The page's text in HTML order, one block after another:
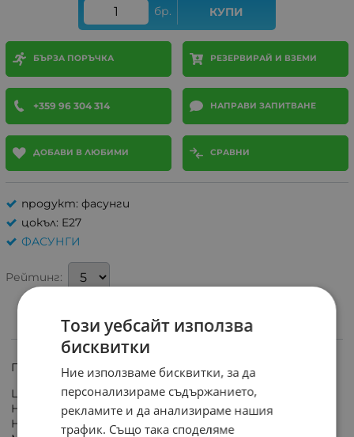
бр. КУПИ
БЪРЗА ПОРЪЧКА РЕЗЕРВИРАЙ И ВЗЕМИ
+359 96 304 314 НАПРАВИ ЗАПИТВАНЕ
ДОБАВИ В ЛЮБИМИ СРАВНИ
продукт: фасунги
цокъл: E27
ФАСУНГИ
Рейтинг:
ИНФОРМАЦИЯ
Пластмасова фасунга Е27 гладка, черна
Цокъл: Е27
Номинално напрежение: 240V
Номинален ток: 4А
Този уебсайт използва
бисквитки
Ние използваме бисквитки, за да
персонализираме съдържанието,
рекламите и да анализираме нашия
трафик. Също така споделяме